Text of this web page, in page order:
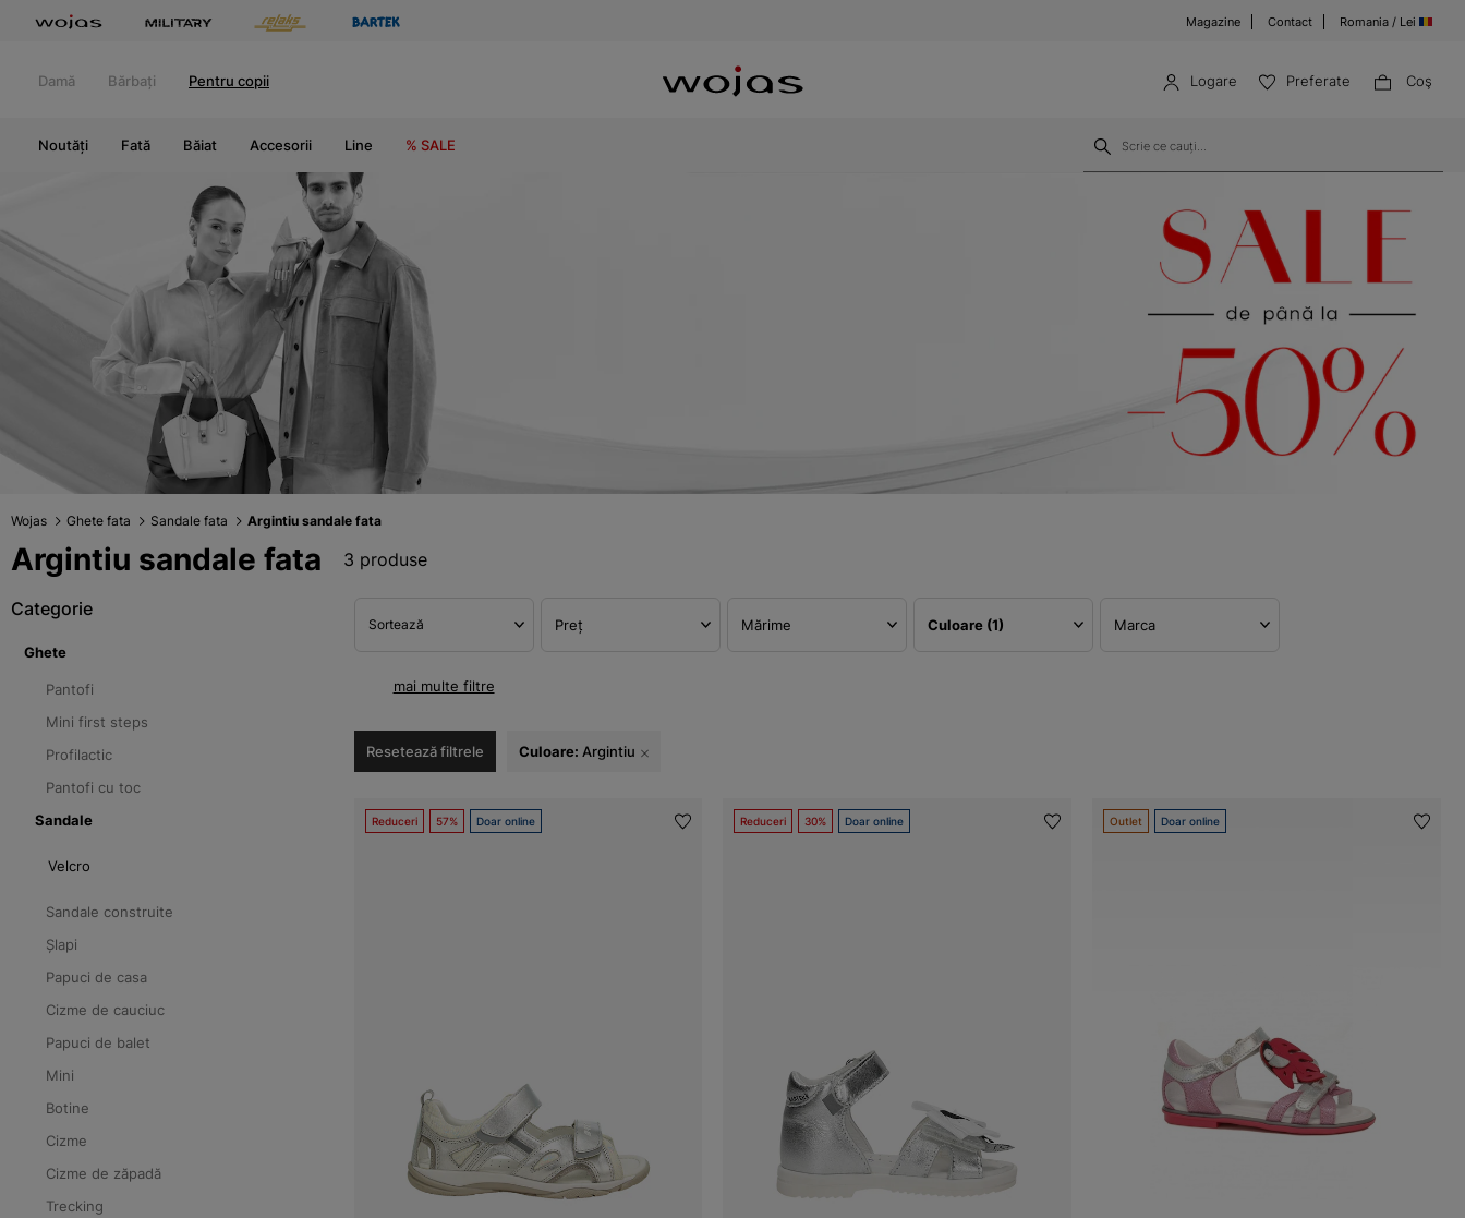
Magazine Contact Romania / Lei
Damă Bărbați Pentru copii Logare Preferate Coş
Noutăți Fată Băiat Accesorii Line % SALE
Wojas Ghete fata Sandale fata Argintiu sandale fata
Argintiu sandale fata 3 produse
Categorie
Ghete
Pantofi
Mini first steps
Profilactic
Pantofi cu toc
Sandale
Velcro
Sandale construite
Șlapi
Papuci de casa
Cizme de cauciuc
Papuci de balet
Mini
Botine
Cizme
Cizme de zăpadă
Trecking
Sortează Preț Mărime Culoare (1) Marca
mai multe filtre
Resetează filtrele Culoare: Argintiu
Reduceri 57% Doar online Reduceri 30% Doar online Outlet Doar online